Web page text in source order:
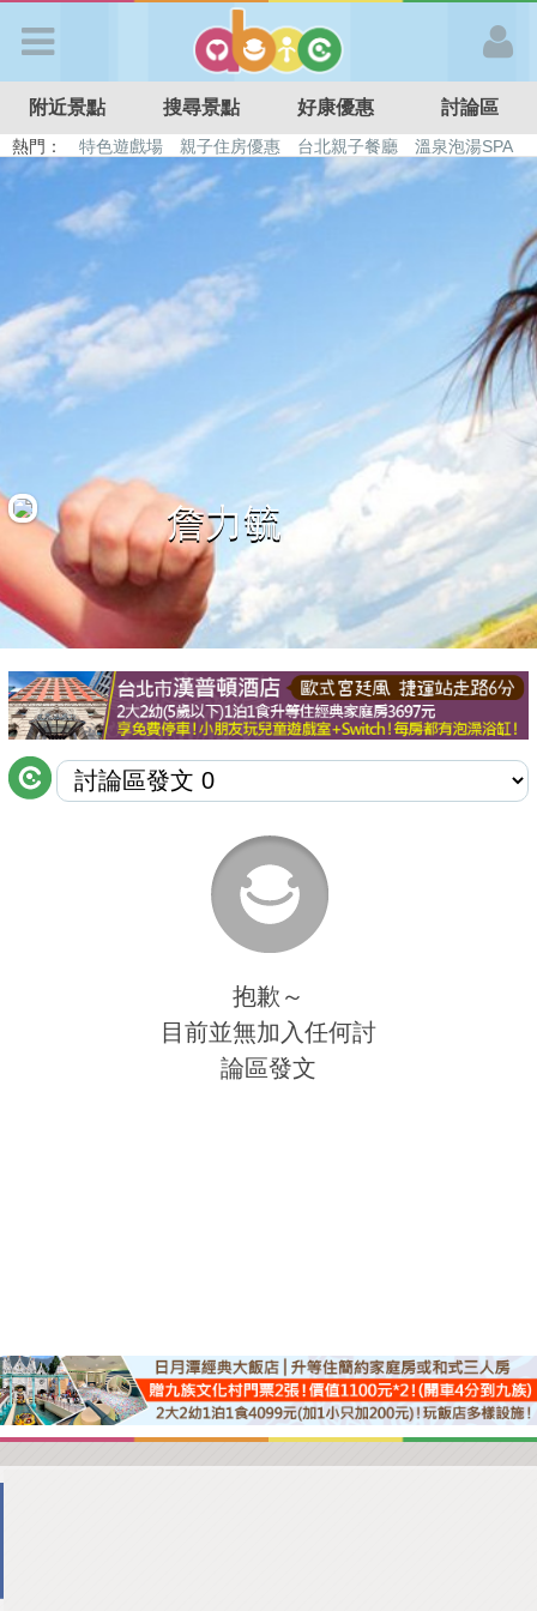
APP登入
首 頁
搜尋景點
好康優惠
最新留言
商家合作
推薦景點
討論區
聯絡我們
附近景點 搜尋景點 好康優惠 討論區
熱門： 特色遊戲場 親子住房優惠 台北親子餐廳
溫泉泡湯SPA
溜滑梯民宿
觀光工廠 日本親子景點
詹力毓
抱歉～
目前並無加入任何討
論區發文